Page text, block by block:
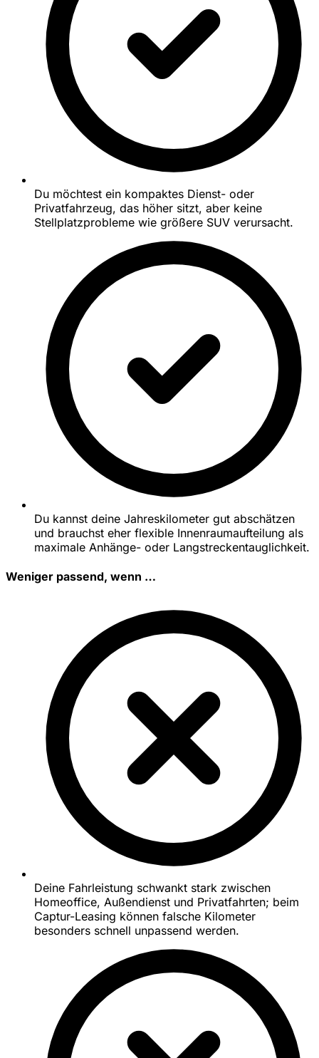
Du möchtest ein kompaktes Dienst- oder
Privatfahrzeug, das höher sitzt, aber keine
Stellplatzprobleme wie größere SUV verursacht.
Du kannst deine Jahreskilometer gut abschätzen
und brauchst eher flexible Innenraumaufteilung als
maximale Anhänge- oder Langstreckentauglichkeit.
Weniger passend, wenn …
Deine Fahrleistung schwankt stark zwischen
Homeoffice, Außendienst und Privatfahrten; beim
Captur-Leasing können falsche Kilometer
besonders schnell unpassend werden.